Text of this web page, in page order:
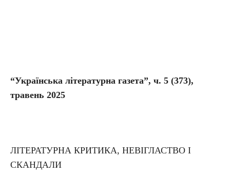
“Українська літературна газета”, ч. 5 (373),
травень 2025
ЛІТЕРАТУРНА КРИТИКА, НЕВІГЛАСТВО І
СКАНДАЛИ